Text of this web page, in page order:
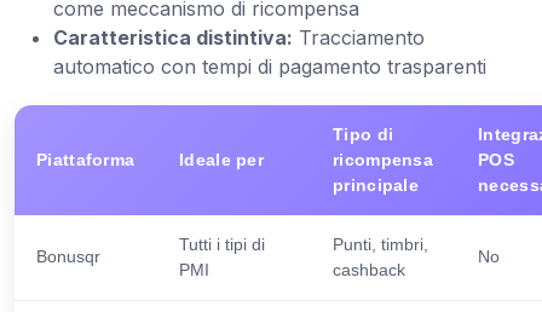
come meccanismo di ricompensa
Caratteristica distintiva: Tracciamento
automatico con tempi di pagamento trasparenti
Piattaforma Ideale per
Tipo di
ricompensa
principale
POS
Bonusqr
Tutti i tipi di
PMI
Punti, timbri,
cashback
No